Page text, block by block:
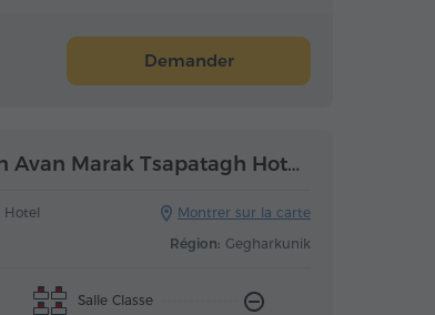
Demander
Salle de réunion (Tufenkian Avan Marak Tsapatagh Hotel)
Hotel
Montrer sur la carte
Région: Gegharkunik
Salle Classe